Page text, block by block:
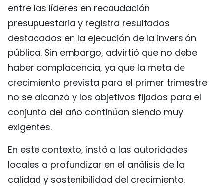
entre las líderes en recaudación
presupuestaria y registra resultados
destacados en la ejecución de la inversión
pública. Sin embargo, advirtió que no debe
haber complacencia, ya que la meta de
crecimiento prevista para el primer trimestre
no se alcanzó y los objetivos fijados para el
conjunto del año continúan siendo muy
exigentes.
En este contexto, instó a las autoridades
locales a profundizar en el análisis de la
calidad y sostenibilidad del crecimiento,